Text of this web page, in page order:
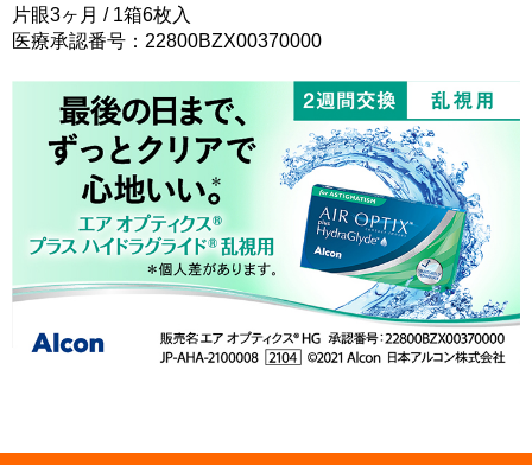
片眼3ヶ月 / 1箱6枚入
医療承認番号：22800BZX00370000